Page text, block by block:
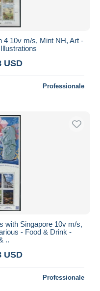
4 10v m/s, Mint NH, Art -
USD
Professionale
with Singapore 10v m/s,
- Food & Drink -
..
USD
Professionale